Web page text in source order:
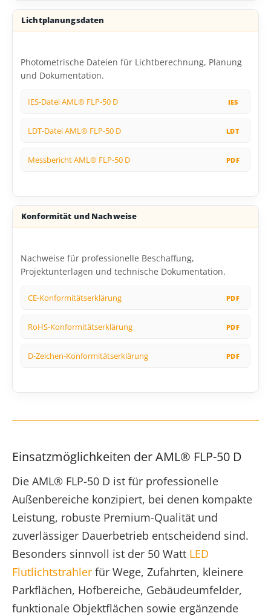
Lichtplanungsdaten
Photometrische Dateien für Lichtberechnung, Planung
und Dokumentation.
IES-Datei AML® FLP-50 D
LDT-Datei AML® FLP-50 D
Messbericht AML® FLP-50 D
Konformität und Nachweise
Nachweise für professionelle Beschaffung,
Projektunterlagen und technische Dokumentation.
CE-Konformitätserklärung
RoHS-Konformitätserklärung
D-Zeichen-Konformitätserklärung
Einsatzmöglichkeiten der AML® FLP-50 D
Die AML® FLP-50 D ist für professionelle
Außenbereiche konzipiert, bei denen kompakte
Leistung, robuste Premium-Qualität und
zuverlässiger Dauerbetrieb entscheidend sind.
Besonders sinnvoll ist der 50 Watt LED
Flutlichtstrahler für Wege, Zufahrten, kleinere
Parkflächen, Hofbereiche, Gebäudeumfelder,
funktionale Objektflächen sowie ergänzende